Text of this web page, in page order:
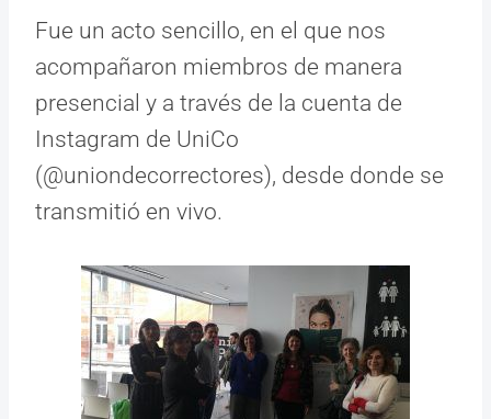
Fue un acto sencillo, en el que nos
acompañaron miembros de manera
presencial y a través de la cuenta de
Instagram de UniCo
(@uniondecorrectores), desde donde se
transmitió en vivo.